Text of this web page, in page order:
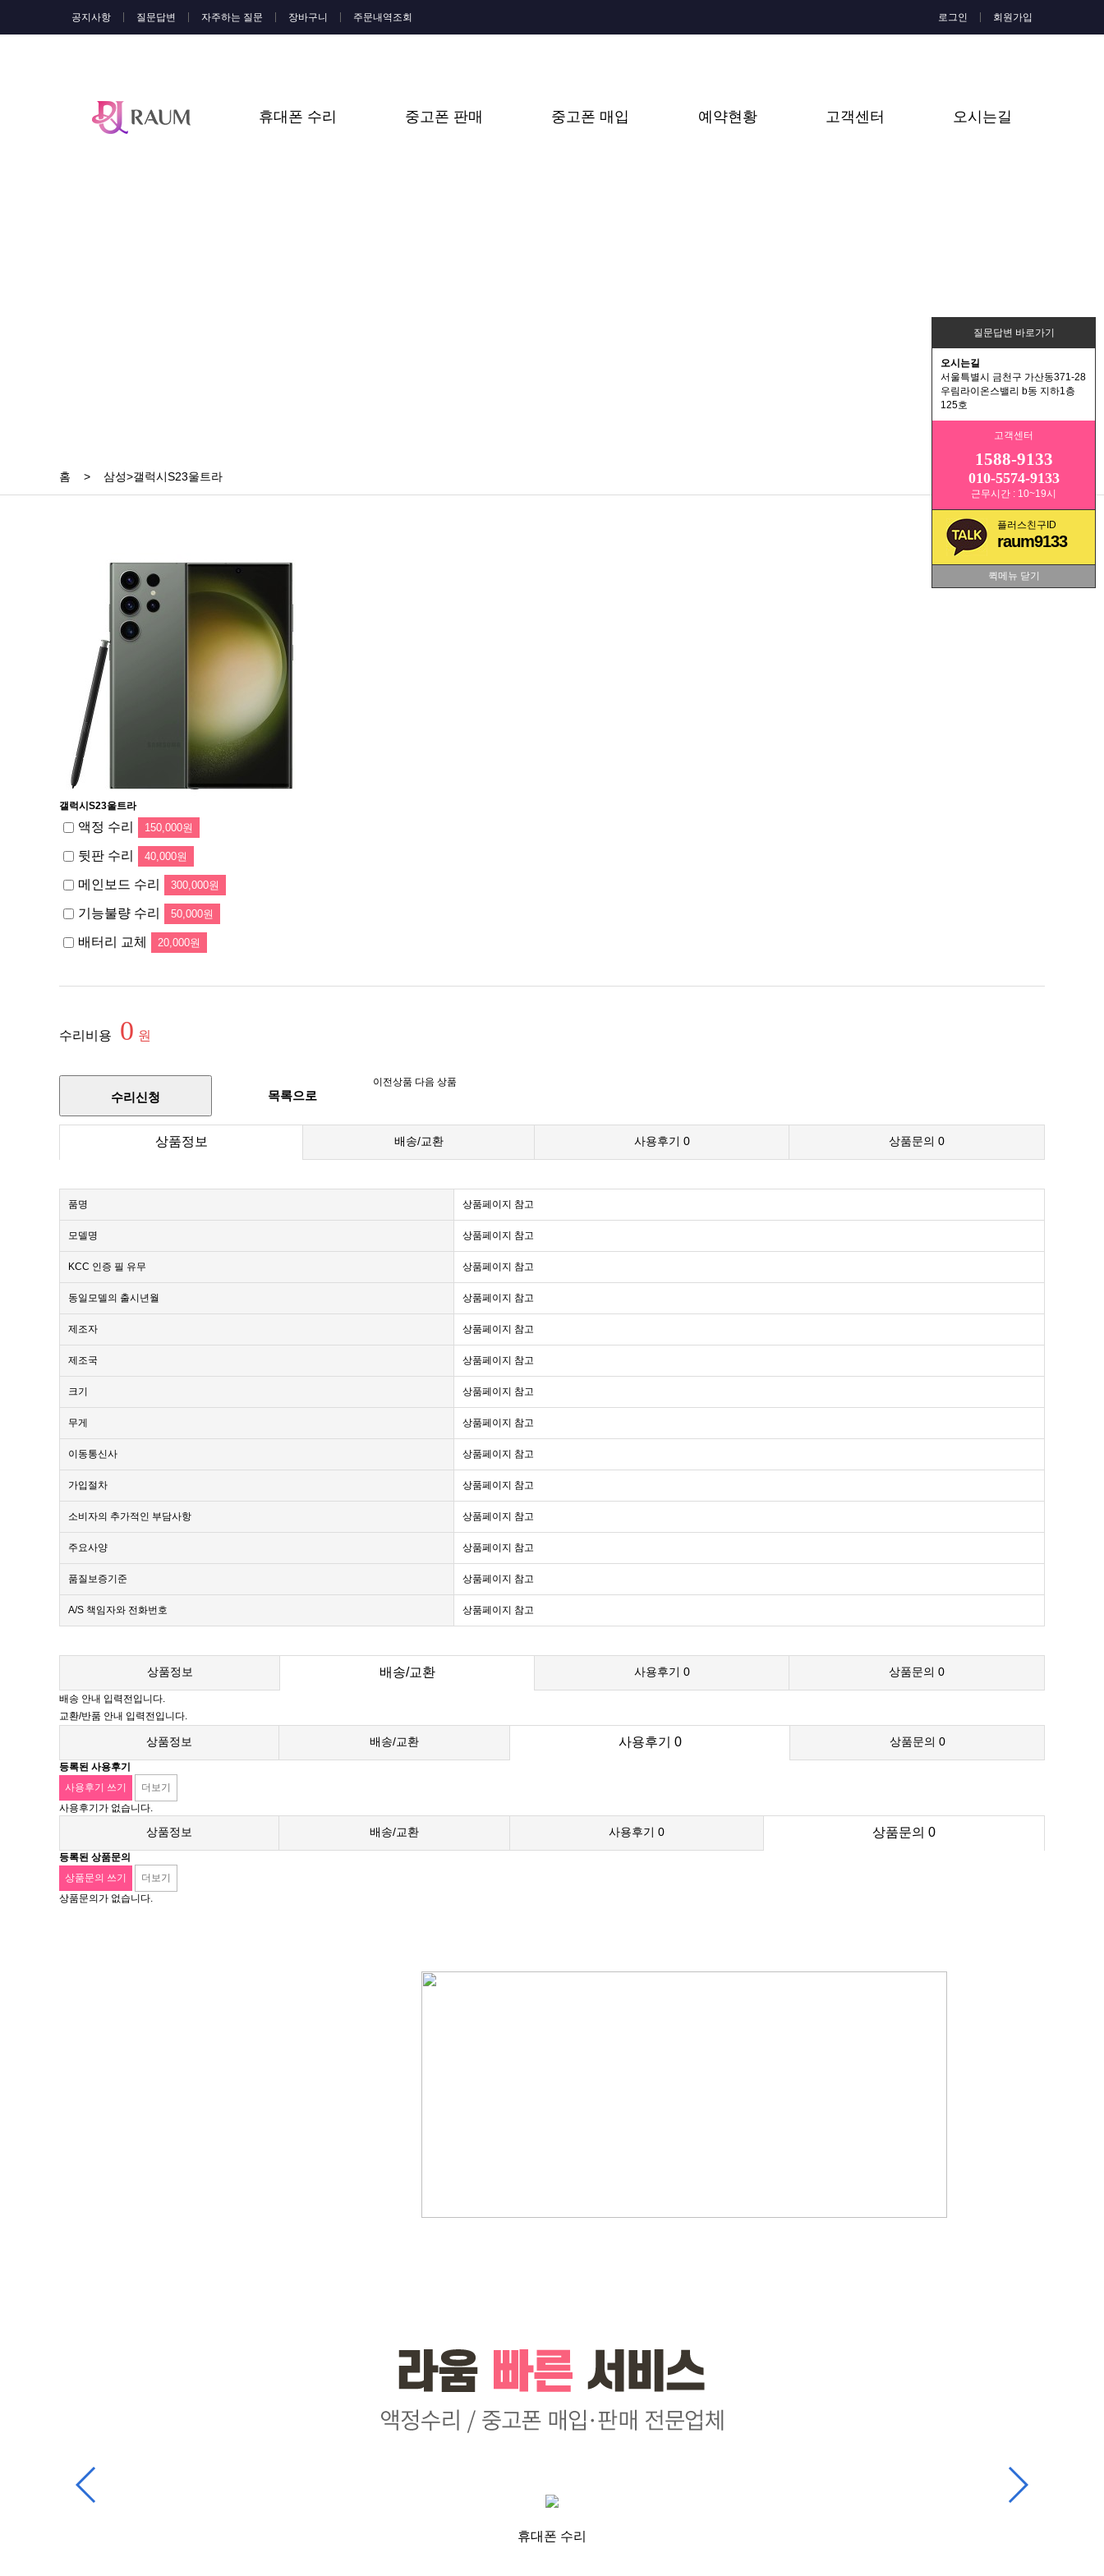
공지사항 질문답변 자주하는 질문 장바구니 주문내역조회 회원가입
로그인
휴대폰 수리 중고폰 판매 중고폰 매입 예약현황 고객센터 오시는길
홈 > 삼성>갤럭시S23울트라
갤럭시S23울트라
액정 수리 150,000원
뒷판 수리 40,000원
메인보드 수리 300,000원
기능불량 수리 50,000원
배터리 교체 20,000원
수리비용 0 원
수리신청 목록으로
이전상품 다음 상품
상품정보 배송/교환 사용후기 0 상품문의 0
품명 상품페이지 참고
모델명 상품페이지 참고
KCC 인증 필 유무 상품페이지 참고
동일모델의 출시년월 상품페이지 참고
제조자 상품페이지 참고
제조국 상품페이지 참고
크기 상품페이지 참고
무게 상품페이지 참고
이동통신사 상품페이지 참고
가입절차 상품페이지 참고
소비자의 추가적인 부담사항 상품페이지 참고
주요사양 상품페이지 참고
품질보증기준 상품페이지 참고
A/S 책임자와 전화번호 상품페이지 참고
상품정보 배송/교환 사용후기 0 상품문의 0
배송 안내 입력전입니다.
교환/반품 안내 입력전입니다.
상품정보 배송/교환 사용후기 0 상품문의 0
등록된 사용후기
사용후기 쓰기
더보기
사용후기가 없습니다.
상품정보 배송/교환 사용후기 0 상품문의 0
등록된 상품문의
상품문의 쓰기
더보기
상품문의가 없습니다.
질문답변 바로가기
오시는길
서울특별시 금천구 가산동371-28
우림라이온스밸리 b동 지하1층
125호
고객센터
1588-9133
010-5574-9133
근무시간 : 10~19시
플러스친구ID
raum9133
퀵메뉴 닫기
휴대폰 수리